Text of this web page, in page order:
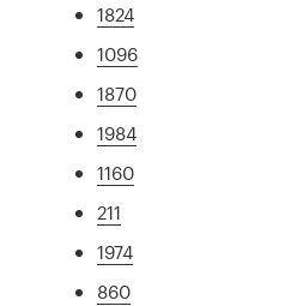
1824
1096
1870
1984
1160
211
1974
860